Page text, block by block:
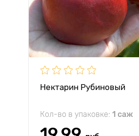
Нектарин Рубиновый
Кол-во в упаковке: 1 саж